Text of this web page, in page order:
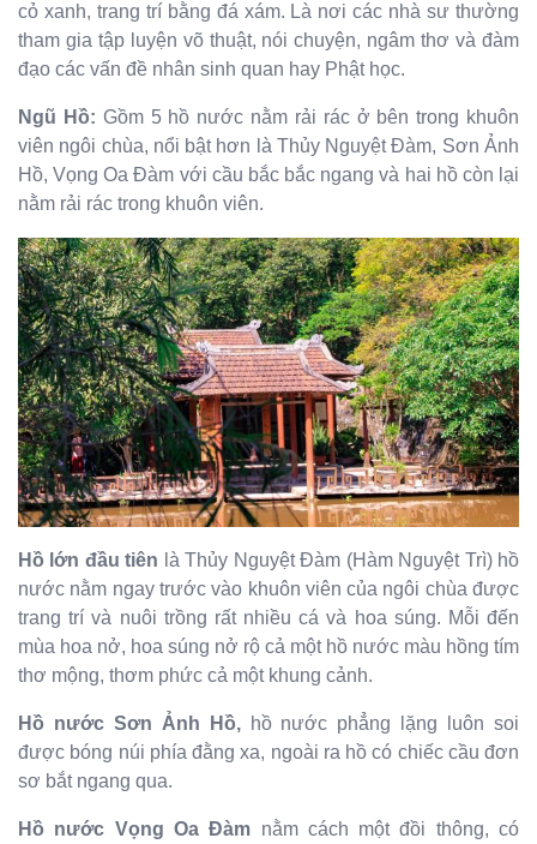
cỏ xanh, trang trí bằng đá xám. Là nơi các nhà sư thường
tham gia tập luyện võ thuật, nói chuyện, ngâm thơ và đàm
đạo các vấn đề nhân sinh quan hay Phật học.
Ngũ Hồ: Gồm 5 hồ nước nằm rải rác ở bên trong khuôn
viên ngôi chùa, nổi bật hơn là Thủy Nguyệt Đàm, Sơn Ảnh
Hồ, Vọng Oa Đàm với cầu bắc bắc ngang và hai hồ còn lại
nằm rải rác trong khuôn viên.
Hồ lớn đầu tiên là Thủy Nguyệt Đàm (Hàm Nguyệt Trì) hồ
nước nằm ngay trước vào khuôn viên của ngôi chùa được
trang trí và nuôi trồng rất nhiều cá và hoa súng. Mỗi đến
mùa hoa nở, hoa súng nở rộ cả một hồ nước màu hồng tím
thơ mộng, thơm phức cả một khung cảnh.
Hồ nước Sơn Ảnh Hồ,hồ nước phẳng lặng luôn soi
được bóng núi phía đằng xa, ngoài ra hồ có chiếc cầu đơn
sơ bắt ngang qua.
Hồ nước Vọng Oa Đàm nằm cách một đồi thông, có